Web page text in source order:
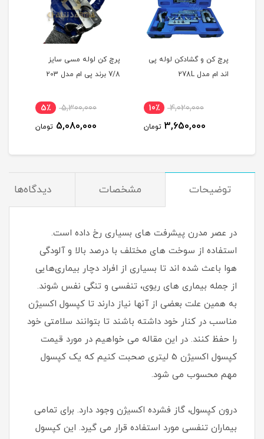
پرچ کن و گشادکن لوله پی
اند ام مدل 278L
4,020,000 10٪
3,650,000 تومان
پرچ کن لوله مسی سایز
7/8 برند پی ام مدل 203
5,300,000 5٪
5,080,000 تومان
توضیحات مشخصات دیدگاه‌ها
در عصر مدرن پیشرفت های بسیاری رخ داده است.
استفاده از سوخت های مختلف با درصد بالا و آلودگی
هوا باعث شده اند تا بسیاری از افراد دچار بیماری‌هایی
از جمله بیماری های ریوی، تنفسی و تنگی نفس شوند.
به همین علت بعضی از آنها نیاز دارند تا کپسول اکسیژن
مناسب در کنار خود داشته باشند تا بتوانند سلامتی خود
را حفظ کنند. در این مقاله می خواهیم در مورد قیمت
کپسول اکسیژن 5 لیتری صحبت کنیم که یک کپسول
مهم محسوب می شود.
درون کپسول، گاز فشرده اکسیژن وجود دارد. برای تمامی
بیماران تنفسی مورد استفاده قرار می گیرد. این کپسول